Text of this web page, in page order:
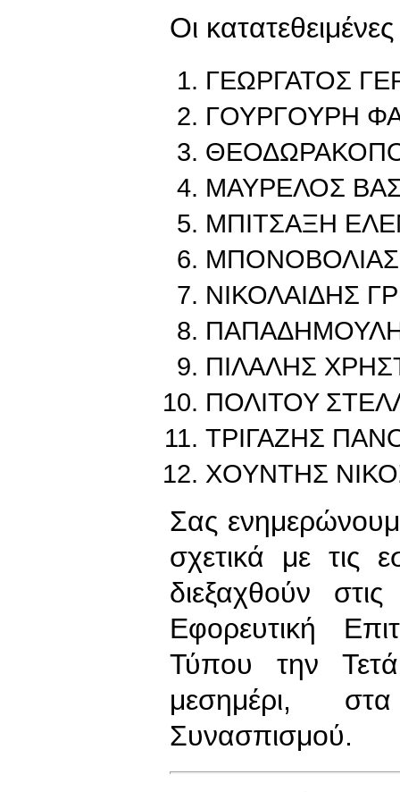
Οι
ΓΕΩΡΓΑΤΟΣ
ΓΟΥΡΓΟΥΡΗ
ΜΑΥΡΕΛΟΣ
ΜΠΙΤΣΑΞΗ
ΜΠΟΝΟΒΟΛΙΑΣ
ΝΙΚΟΛΑΙΔΗΣ
ΠΙΛΑΛΗΣ
ΠΟΛΙΤΟΥ
ΤΡΙΓΑΖΗΣ
ΧΟΥΝΤΗΣ
Σας
σχετικά με τις
διεξαχθούν
Εφορευτική
Τύπου την
μεσημέρι,
Συνασπισμού.